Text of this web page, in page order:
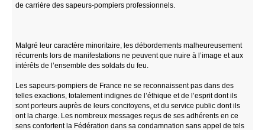
de carrière des sapeurs-pompiers professionnels.
Malgré leur caractère minoritaire, les débordements malheureusement
récurrents lors de manifestations ne peuvent que nuire à l’image et aux
intérêts de l’ensemble des soldats du feu.
Les sapeurs-pompiers de France ne se reconnaissent pas dans des
telles exactions, totalement indignes de l’éthique et de l’esprit dont ils
sont porteurs auprès de leurs concitoyens, et du service public dont ils
ont la charge. Les nombreux messages reçus de ses adhérents en ce
sens confortent la Fédération dans sa condamnation sans appel de tels